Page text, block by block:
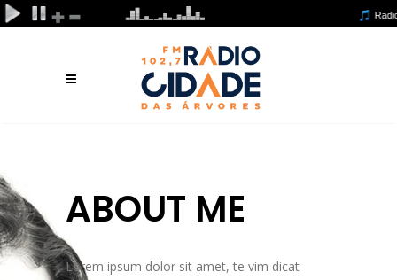
ABOUT ME
Lorem ipsum dolor sit amet, te vim dicat